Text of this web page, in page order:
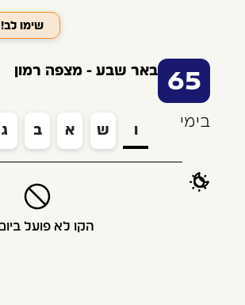
שימו לב!
65 באר שבע - מצפה רמון
בימי
ו ש א ב ג
הקו לא פועל